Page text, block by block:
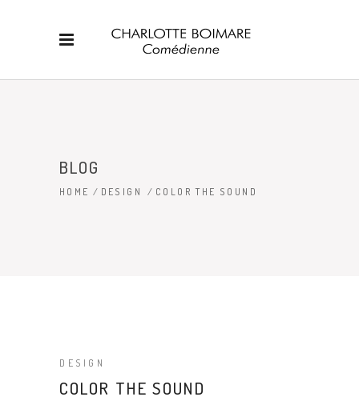
BLOG
HOME / DESIGN / COLOR THE SOUND
DESIGN
COLOR THE SOUND